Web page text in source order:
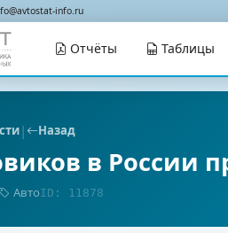
info.ru
Отчёты Таблицы
| Назад
в России
АвтоID: 11878